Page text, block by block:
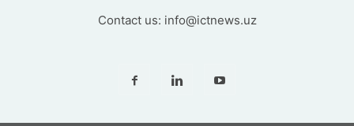
Contact us: info@ictnews.uz